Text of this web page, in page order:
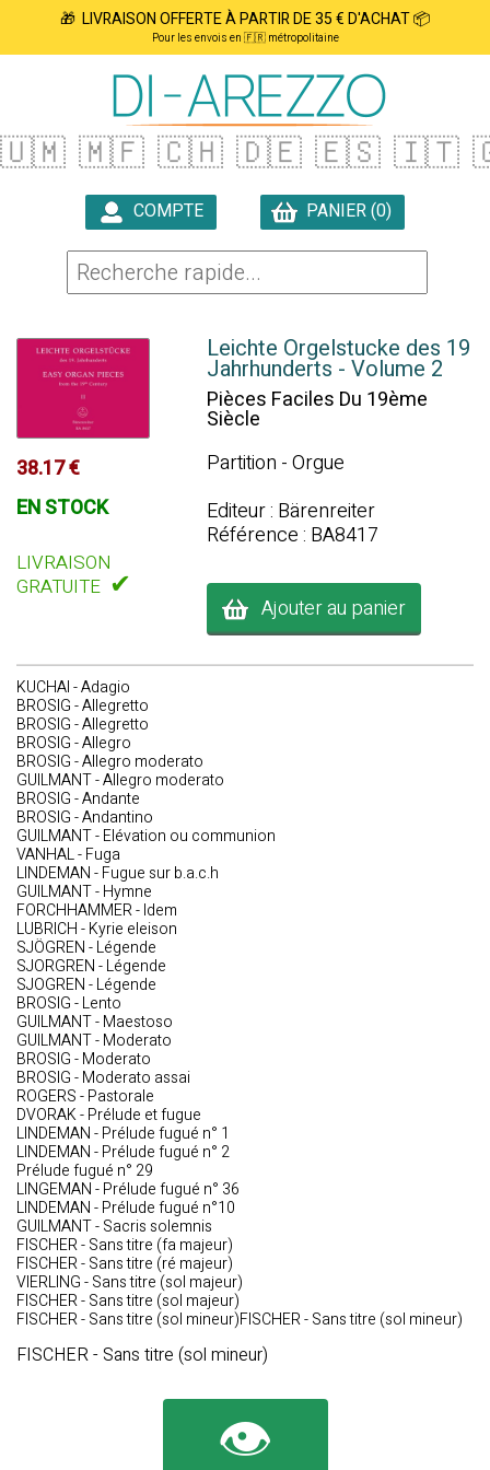
🎁 LIVRAISON OFFERTE À PARTIR DE 35 € D'ACHAT 📦
Pour les envois en 🇫🇷 métropolitaine
🇺🇲 🇲🇫 🇨🇭 🇩🇪 🇪🇸 🇮🇹
COMPTE
PANIER (0)
38.17 €
EN STOCK
LIVRAISON
GRATUITE ✔
Leichte Orgelstucke des 19
Jahrhunderts - Volume 2
Pièces Faciles Du 19ème
Siècle
Partition - Orgue
Editeur : Bärenreiter
Référence : BA8417
Ajouter au panier
KUCHAI - Adagio
BROSIG - Allegretto
BROSIG - Allegretto
BROSIG - Allegro
BROSIG - Allegro moderato
GUILMANT - Allegro moderato
BROSIG - Andante
BROSIG - Andantino
GUILMANT - Elévation ou communion
VANHAL - Fuga
LINDEMAN - Fugue sur b.a.c.h
GUILMANT - Hymne
FORCHHAMMER - Idem
LUBRICH - Kyrie eleison
SJÖGREN - Légende
SJORGREN - Légende
SJOGREN - Légende
BROSIG - Lento
GUILMANT - Maestoso
GUILMANT - Moderato
BROSIG - Moderato
BROSIG - Moderato assai
ROGERS - Pastorale
DVORAK - Prélude et fugue
LINDEMAN - Prélude fugué n° 1
LINDEMAN - Prélude fugué n° 2
Prélude fugué n° 29
LINGEMAN - Prélude fugué n° 36
LINDEMAN - Prélude fugué n°10
GUILMANT - Sacris solemnis
FISCHER - Sans titre (fa majeur)
FISCHER - Sans titre (ré majeur)
VIERLING - Sans titre (sol majeur)
FISCHER - Sans titre (sol majeur)
FISCHER - Sans titre (sol mineur)FISCHER - Sans titre (sol mineur)
FISCHER - Sans titre (sol mineur)
👁️